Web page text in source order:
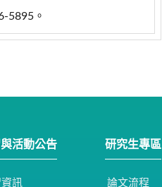
5895。
活動公告
訊
研究生專區
論文流程